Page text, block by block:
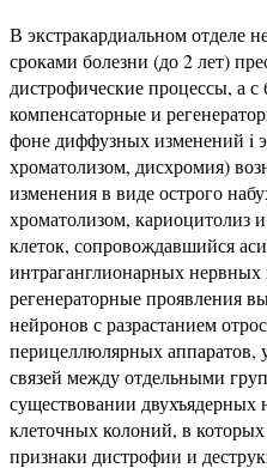
В экстракардиальном отделе
сроками болезни (до 2 лет)
дистрофические процессы, а
компенсаторные и
фоне диффузных изменений i
хроматолизом, дисхромия)
изменения в виде острого
хроматолизом, кариоцитолиз
клеток, сопровождавшийся
интраганглионарных
регенераторные проявления
нейронов с разрастанием
перицеллюлярных аппаратов,
связей между отдельными
существовании двухъядерных
клеточных колоний, в
признаки дистрофии и